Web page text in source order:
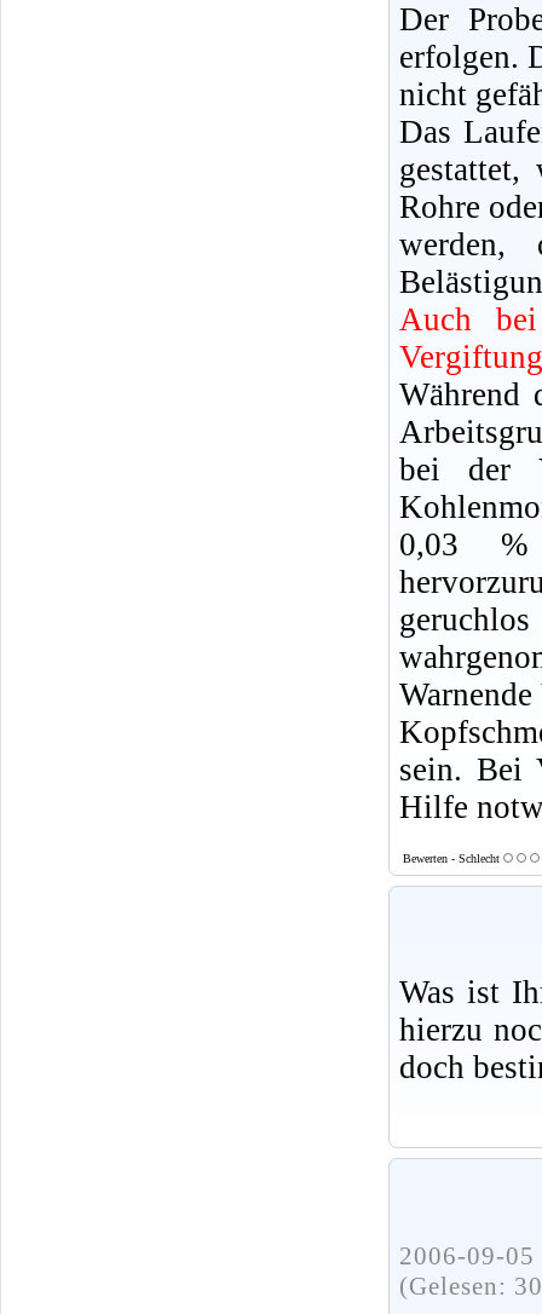
Der
erfolgen.
nicht
Das
gestattet,
Rohre
werden,
Auch
Während
bei der
0,03
sein. Bei
Hilfe
Bewerten - Schlecht
Was ist
hierzu
doch
2006-09-
(Gelesen: